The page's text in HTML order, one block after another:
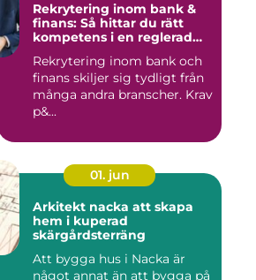
Rekrytering inom bank &
finans: Så hittar du rätt
kompetens i en reglerad
Rekrytering inom bank och
finans skiljer sig tydligt från
många andra branscher. Krav
p&...
01. jun
Arkitekt nacka att skapa
hem i kuperad
skärgårdsterräng
Att bygga hus i Nacka är
något annat än att bygga på